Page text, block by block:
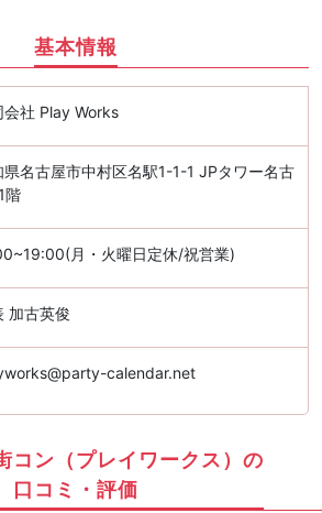
基本情報
会社 Play Works
県名古屋市中村区名駅1-1-1 JPタワー名古
階
月・火曜日定休/祝営業)
加古英俊
calendar.net
コン（プレイワークス）の
口コミ・評価